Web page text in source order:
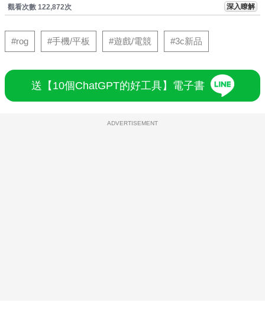
觀看次數 122,872次 深入瞭解
#rog #手機/平板 #遊戲/電競 #3c新品
送【10個ChatGPT的好工具】電子書
ADVERTISEMENT